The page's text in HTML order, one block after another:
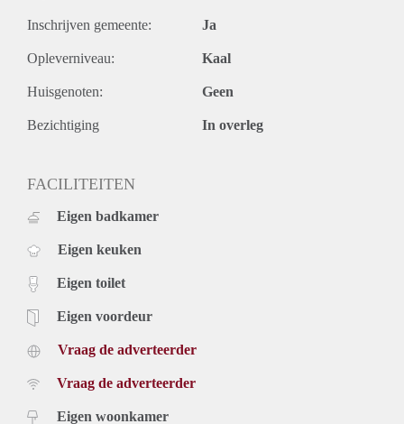
Inschrijven gemeente: Ja
Opleverniveau: Kaal
Huisgenoten: Geen
Bezichtiging In overleg
FACILITEITEN
Eigen badkamer
Eigen keuken
Eigen toilet
Eigen voordeur
Vraag de adverteerder
Vraag de adverteerder
Eigen woonkamer